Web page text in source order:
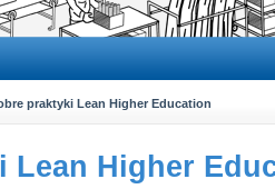
praktyki Lean Higher Education
Lean Higher